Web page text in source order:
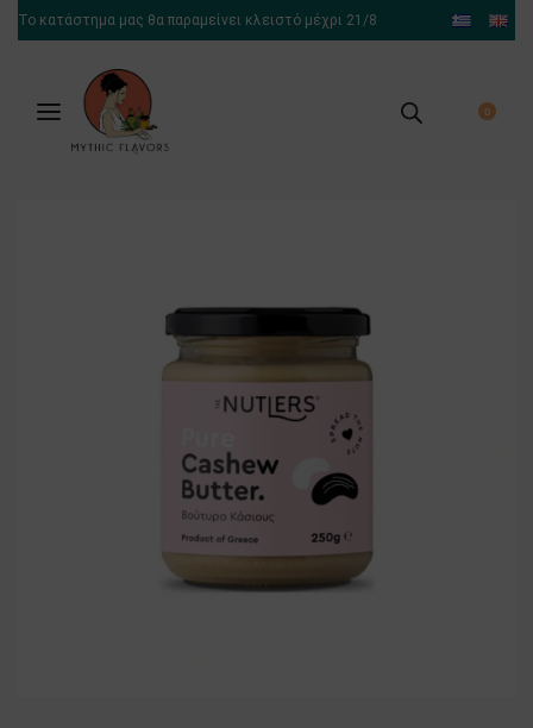
Το κατάστημα μας θα παραμείνει κλειστό μέχρι 21/8
0